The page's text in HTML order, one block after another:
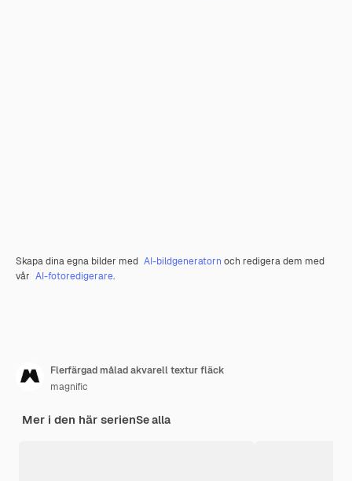
Skapa dina egna bilder med AI-bildgeneratorn och redigera dem med
vår AI-fotoredigerare.
Flerfärgad målad akvarell textur fläck
magnific
Mer i den här serienSe alla